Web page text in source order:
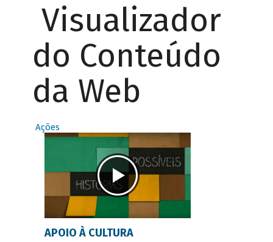
Visualizador
do Conteúdo
da Web
Ações
APOIO À CULTURA